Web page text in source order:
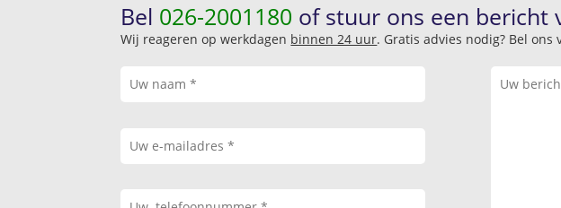
Bel 026-2001180 of stuur ons een bericht
Wij reageren op werkdagen binnen 24 uur. Gratis advies nodig? Bel ons